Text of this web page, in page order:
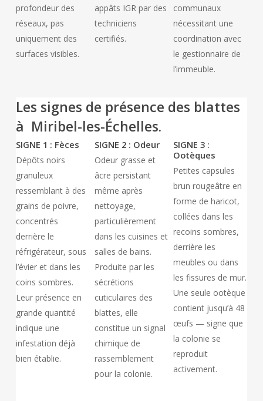
profondeur des
réseaux, pas
uniquement des
surfaces visibles.
appâts IGR par des
techniciens
certifiés.
communaux
nécessitant une
coordination avec
le gestionnaire de
l’immeuble.
Les signes de présence des blattes
à Miribel-les-Échelles.
SIGNE 1 : Fèces
Dépôts noirs
granuleux
ressemblant à des
grains de poivre,
concentrés
derrière le
réfrigérateur, sous
l’évier et dans les
coins sombres.
Leur présence en
grande quantité
indique une
infestation déjà
bien établie.
SIGNE 2 : Odeur
Odeur grasse et
âcre persistant
même après
nettoyage,
particulièrement
dans les cuisines et
salles de bains.
Produite par les
sécrétions
cuticulaires des
blattes, elle
constitue un signal
chimique de
rassemblement
pour la colonie.
SIGNE 3 :
Ootèques
Petites capsules
brun rougeâtre en
forme de haricot,
collées dans les
recoins sombres,
derrière les
meubles ou dans
les fissures de mur.
Une seule ootèque
contient jusqu’à 48
œufs — signe que
la colonie se
reproduit
activement.